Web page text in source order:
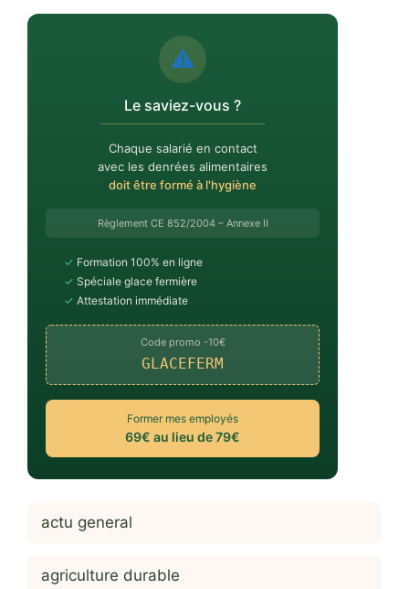
⚠️
Le saviez-vous ?
Chaque salarié en contact
avec les denrées alimentaires
doit être formé à l'hygiène
Règlement CE 852/2004 – Annexe II
✓ Formation 100% en ligne
✓ Spéciale glace fermière
✓ Attestation immédiate
Code promo -10€
GLACEFERM
Former mes employés
69€ au lieu de 79€
actu general
agriculture durable